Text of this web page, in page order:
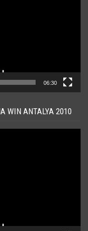
06:30
WIN ANTALYA 2010